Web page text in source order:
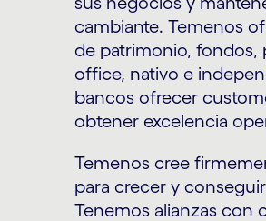
cambiante. Temenos
de patrimonio, fondos,
office, nativo e
bancos ofrecer
obtener excelencia
Temenos cree
para crecer y
Tenemos alianzas con